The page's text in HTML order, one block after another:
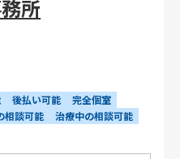
所
後払い可能
完全個室
相談可能
治療中の相談可能